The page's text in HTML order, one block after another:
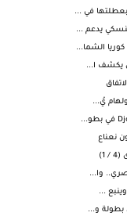
في ...
يدعم ...
الشما...
يكشف ا...
يُ...
نعناع
1)
وا...
...
بطولة و...